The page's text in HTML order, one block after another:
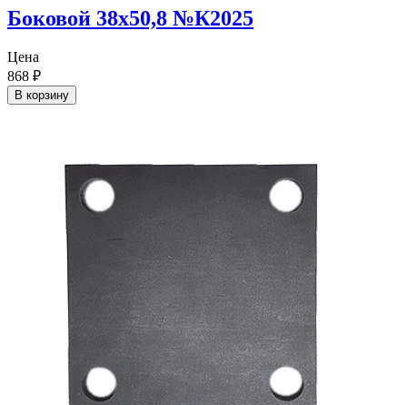
Боковой 38х50,8 №К2025
Цена
868 ₽
В корзину